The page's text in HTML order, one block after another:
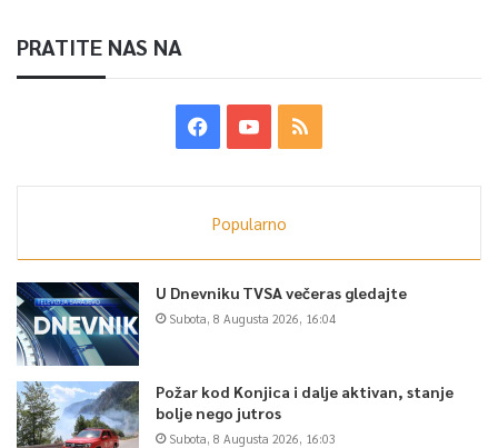
PRATITE NAS NA
Popularno
U Dnevniku TVSA večeras gledajte
Subota, 8 Augusta 2026, 16:04
Požar kod Konjica i dalje aktivan, stanje
bolje nego jutros
Subota, 8 Augusta 2026, 16:03